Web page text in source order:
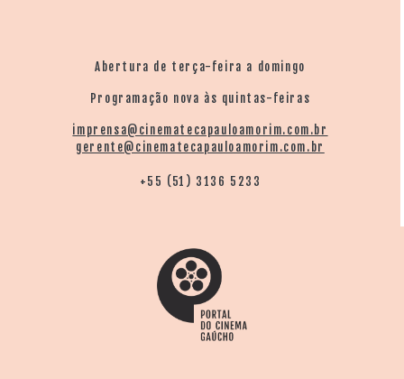
Abertura de terça-feira a domingo
Programação nova às quintas-feiras
imprensa@cinematecapauloamorim.com.br
gerente@cinematecapauloamorim.com.br
+55 (51) 3136 5233